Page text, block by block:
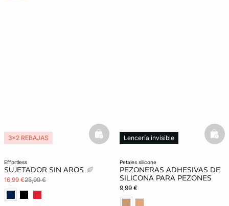
effortless
SUJETADOR SIN AROS
16,99 €25,99 €
3x2 REBAJAS basketfull
petales silicone
PEZONERAS ADHESIVAS DE
SILICONA PARA PEZONES
9,99 €
Lencería invisible